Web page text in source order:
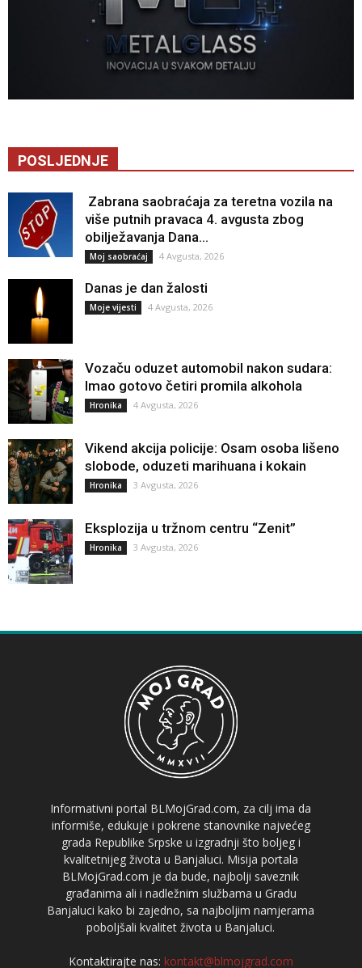
POSLJEDNJE
Zabrana saobraćaja za teretna vozila na
više putnih pravaca 4. avgusta zbog
obilježavanja Dana...
Moj saobraćaj 4 Avgusta, 2026
Danas je dan žalosti
Moje vijesti 4 Avgusta, 2026
Vozaču oduzet automobil nakon sudara:
Imao gotovo četiri promila alkohola
Hronika 4 Avgusta, 2026
Vikend akcija policije: Osam osoba lišeno
slobode, oduzeti marihuana i kokain
Hronika 3 Avgusta, 2026
Eksplozija u tržnom centru “Zenit”
Hronika 3 Avgusta, 2026
Informativni portal BLMojGrad.com, za cilj ima da
informiše, edukuje i pokrene stanovnike najvećeg
grada Republike Srpske u izgradnji što boljeg i
kvalitetnijeg života u Banjaluci. Misija portala
BLMojGrad.com je da bude, najbolji saveznik
građanima ali i nadležnim službama u Gradu
Banjaluci kako bi zajedno, sa najboljim namjerama
poboljšali kvalitet života u Banjaluci.
Kontaktirajte nas: kontakt@blmojgrad.com